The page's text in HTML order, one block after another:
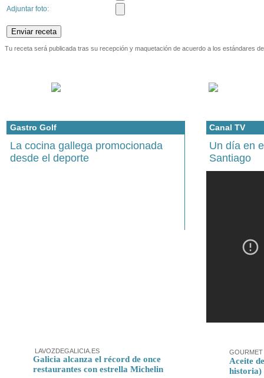
Adjuntar foto:
Tu receta será publicada tras su recepción y maquetación de acuerdo a los estándares
Gastro Golf
La cocina gallega promocionada
desde el deporte
Canal TV
Un día en
Santiago
LAVOZDEGALICIA.ES
Galicia alcanza el récord de once
restaurantes con estrella Michelin
Aceite
historia)